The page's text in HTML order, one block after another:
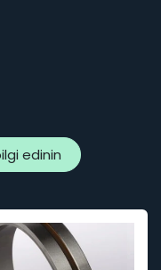
edinin